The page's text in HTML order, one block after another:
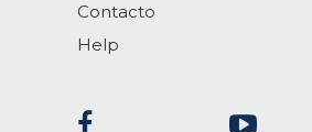
Contacto
Help